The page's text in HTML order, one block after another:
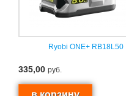
Ryobi ONE+ RB18L50
335,00 руб.